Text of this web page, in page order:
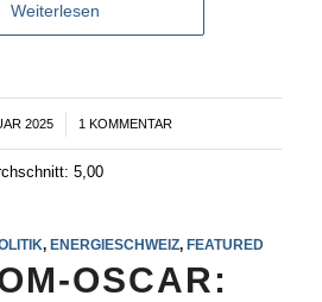
Weiterlesen
2025 1 KOMMENTAR
5,00
, ENERGIESCHWEIZ, FEATURED
OSCAR: